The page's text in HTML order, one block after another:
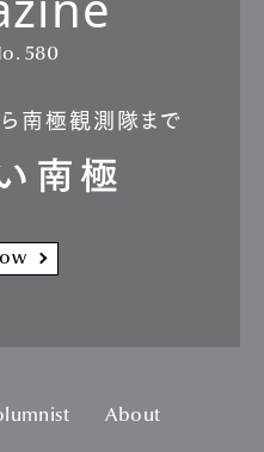
580
南極観測隊まで
南極
About